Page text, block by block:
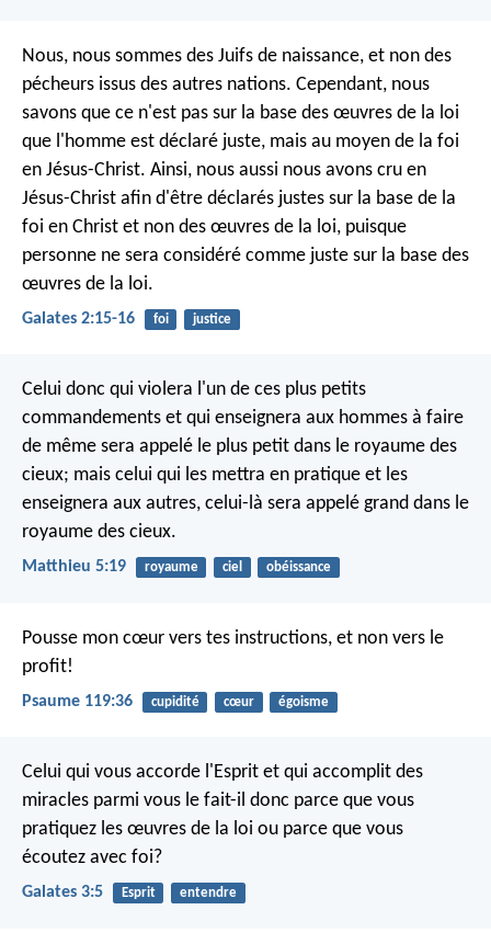
Nous, nous sommes des Juifs de naissance, et non des
pécheurs issus des autres nations. Cependant, nous
savons que ce n'est pas sur la base des œuvres de la loi
que l'homme est déclaré juste, mais au moyen de la foi
en Jésus-Christ. Ainsi, nous aussi nous avons cru en
Jésus-Christ afin d'être déclarés justes sur la base de la
foi en Christ et non des œuvres de la loi, puisque
personne ne sera considéré comme juste sur la base des
œuvres de la loi.
Galates 2:15-16 foi justice
Celui donc qui violera l'un de ces plus petits
commandements et qui enseignera aux hommes à faire
de même sera appelé le plus petit dans le royaume des
cieux; mais celui qui les mettra en pratique et les
enseignera aux autres, celui-là sera appelé grand dans le
royaume des cieux.
Matthieu 5:19 royaume ciel obéissance
Pousse mon cœur vers tes instructions, et non vers le
profit!
Psaume 119:36 cupidité cœur égoisme
Celui qui vous accorde l'Esprit et qui accomplit des
miracles parmi vous le fait-il donc parce que vous
pratiquez les œuvres de la loi ou parce que vous
écoutez avec foi?
Galates 3:5 Esprit entendre